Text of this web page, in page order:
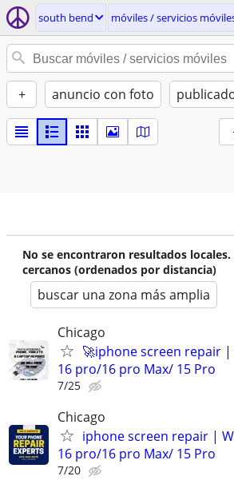
south bend móviles / servicios
+ anuncio con foto
No se encontraron resultados
cercanos (ordenados por distancia)
buscar una zona más amplia
Chicago
🚀iphone screen repair
16 pro/16 pro Max/ 15 Pro
7/25
Chicago
iphone screen repair |
16 pro/16 pro Max/ 15 Pro
7/20